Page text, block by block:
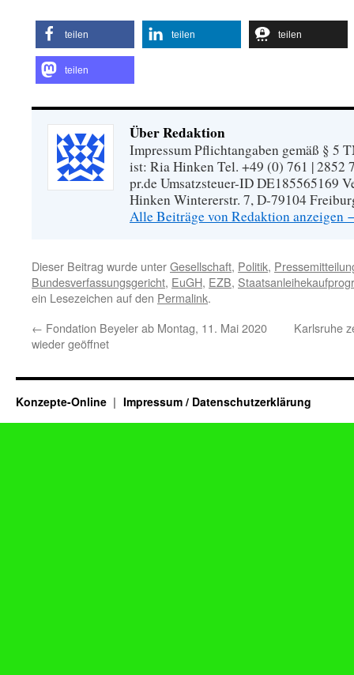
teilen teilen teilen
teilen
Über Redaktion
Impressum Pflichtangaben gemäß § 5
ist: Ria Hinken Tel. +49 (0) 761 | 2852
pr.de Umsatzsteuer-ID DE185565169
Hinken Wintererstr. 7, D-79104
Alle Beiträge von Redaktion anzeigen
Dieser Beitrag wurde unterGesellschaft, Politik,
Bundesverfassungsgericht, EuGH, EZB,
ein Lesezeichen auf den Permalink.
← Fondation Beyeler ab Montag, 11. Mai 2020
wieder geöffnet
Karlsruhe
Konzepte-Online Impressum / Datenschutzerklärung